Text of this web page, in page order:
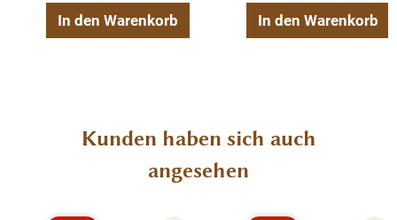
In den Warenkorb In den Warenkorb
Produktgalerie überspringen
Kunden haben sich auch
angesehen